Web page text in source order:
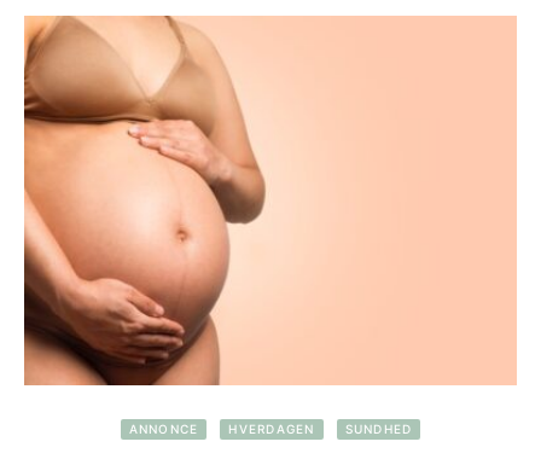
ANNONCE HVERDAGEN SUNDHED